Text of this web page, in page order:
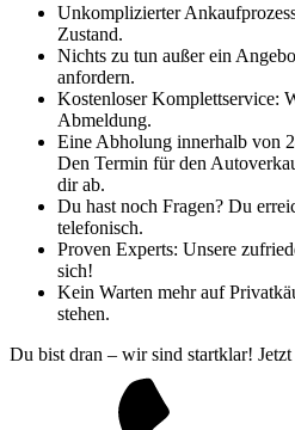
Unkomplizierter
Zustand.
Nichts zu tun außer ein
anfordern.
Kostenloser Komplettservice:
Abmeldung.
Eine Abholung innerhalb von
Den Termin für den
dir ab.
Du hast noch Fragen? Du
telefonisch.
Proven Experts: Unsere
sich!
Kein Warten mehr auf
stehen.
Du bist dran – wir sind startklar!